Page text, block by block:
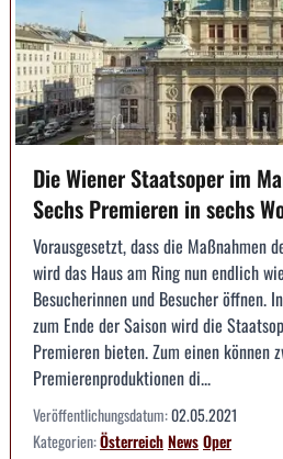
Die Wiener Staatsoper im
Sechs Premieren in sechs
Vorausgesetzt, dass die Maßnahmen
wird das Haus am Ring nun endlich
Besucherinnen und Besucher öffnen.
zum Ende der Saison wird die
Premieren bieten. Zum einen können
Premierenproduktionen di...
Veröffentlichungsdatum:02.05.2021
Kategorien:ÖsterreichNewsOper